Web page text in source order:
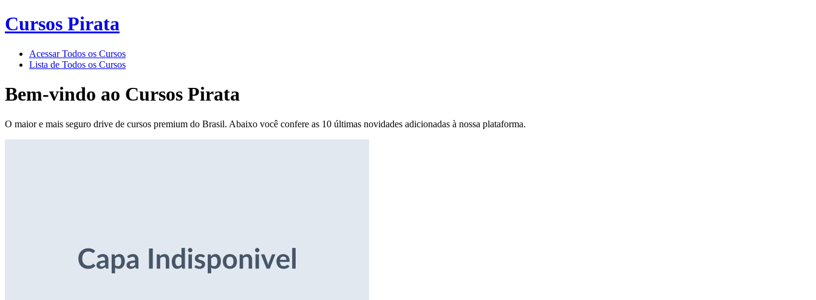
Cursos Pirata
Acessar Todos os Cursos
Lista de Todos os Cursos
Bem-vindo ao Cursos Pirata
O maior e mais seguro drive de cursos premium do Brasil. Abaixo você confere as 10 últimas novidades adicionadas à nossa plataforma.